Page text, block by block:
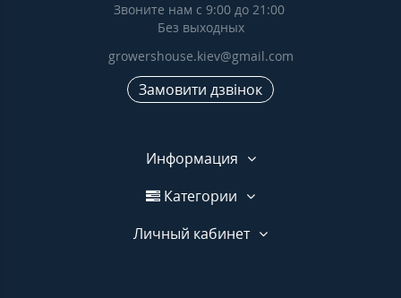
Звоните нам с 9:00 до 21:00
Без выходных
growershouse.kiev@gmail.com
Замовити дзвінок
Информация
Категории
Личный кабинет